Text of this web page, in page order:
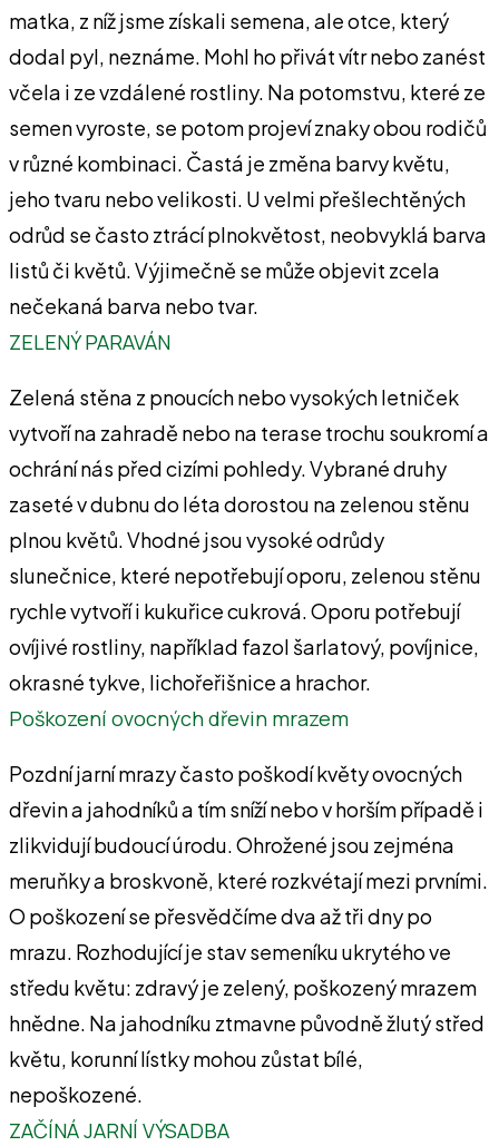
matka, z níž jsme získali semena, ale otce, který
dodal pyl, neznáme. Mohl ho přivát vítr nebo zanést
včela i ze vzdálené rostliny. Na potomstvu, které ze
semen vyroste, se potom projeví znaky obou rodičů
v různé kombinaci. Častá je změna barvy květu,
jeho tvaru nebo velikosti. U velmi přešlechtěných
odrůd se často ztrácí plnokvětost, neobvyklá barva
listů či květů. Výjimečně se může objevit zcela
nečekaná barva nebo tvar.
ZELENÝ PARAVÁN
Zelená stěna z pnoucích nebo vysokých letniček
vytvoří na zahradě nebo na terase trochu soukromí a
ochrání nás před cizími pohledy. Vybrané druhy
zaseté v dubnu do léta dorostou na zelenou stěnu
plnou květů. Vhodné jsou vysoké odrůdy
slunečnice, které nepotřebují oporu, zelenou stěnu
rychle vytvoří i kukuřice cukrová. Oporu potřebují
ovíjivé rostliny, například fazol šarlatový, povíjnice,
okrasné tykve, lichořeřišnice a hrachor.
Poškození ovocných dřevin mrazem
Pozdní jarní mrazy často poškodí květy ovocných
dřevin a jahodníků a tím sníží nebo v horším případě i
zlikvidují budoucí úrodu. Ohrožené jsou zejména
meruňky a broskvoně, které rozkvétají mezi prvními.
O poškození se přesvědčíme dva až tři dny po
mrazu. Rozhodující je stav semeníku ukrytého ve
středu květu: zdravý je zelený, poškozený mrazem
hnědne. Na jahodníku ztmavne původně žlutý střed
květu, korunní lístky mohou zůstat bílé,
nepoškozené.
ZAČÍNÁ JARNÍ VÝSADBA